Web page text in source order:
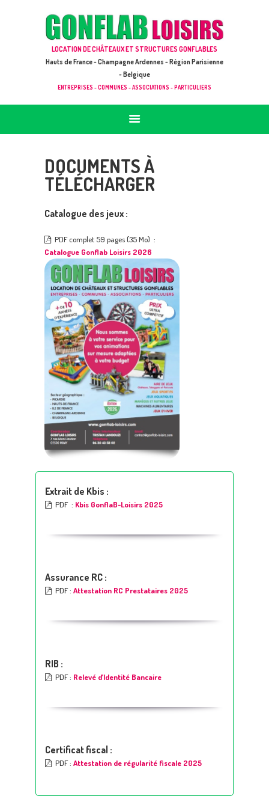
LOCATION DE CHÂTEAUX ET STRUCTURES GONFLABLES
Hauts de France - Champagne Ardennes - Région Parisienne
- Belgique
ENTREPRISES - COMMUNES - ASSOCIATIONS - PARTICULIERS
GONFLAB LOISIRS
ACCUEIL
JEUX À LOUER & PRESTATIONS
CATALOGUE / TARIF
DEMANDE DE DEVIS (SOUS 24H)
DOCUMENTS À
TÉLÉCHARGER
Catalogue des jeux :
PDF complet 59 pages (35 Mo) :
Catalogue Gonflab Loisirs 2026
Extrait de Kbis :
PDF : Kbis GonflaB-Loisirs 2025
Assurance RC :
PDF : Attestation RC Prestataires 2025
RIB :
PDF : Relevé d’Identité Bancaire
Certificat fiscal :
PDF : Attestation de régularité fiscale 2025